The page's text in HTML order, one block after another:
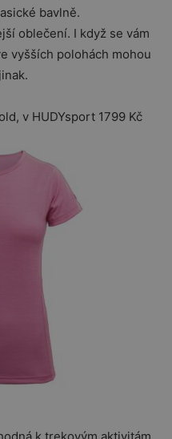
bavlně.
oblečení. I když se vám
vyšších polohách mohou
v HUDYsport 1799 Kč